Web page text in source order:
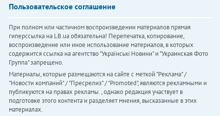
Пользовательское соглашение
При полном или частичном воспроизведении материалов прямая
гиперссылка на LB.ua обязательна! Перепечатка, копирование,
воспроизведение или иное использование материалов, в которых
содержится ссылка на агентство "Українськi Новини" и "Украинская Фото
Группа" запрещено.
Материалы, которые размещаются на сайте с меткой "Реклама" /
"Новости компаний" / "Пресрелиз" / "Promoted", являются рекламными и
публикуются на правах рекламы. , однако редакция участвует в
подготовке этого контента и разделяет мнения, высказанные в этих
материалах.